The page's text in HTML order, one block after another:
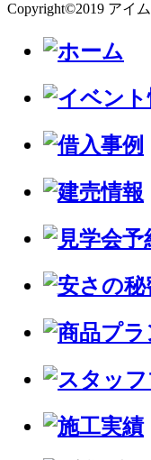
Copyright©2019 アイ